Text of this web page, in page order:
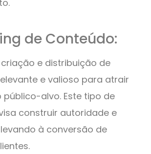
de Conteúdo:
e distribuição de
e valioso para atrair
público-alvo. Este tipo de
construir autoridade e
à conversão de